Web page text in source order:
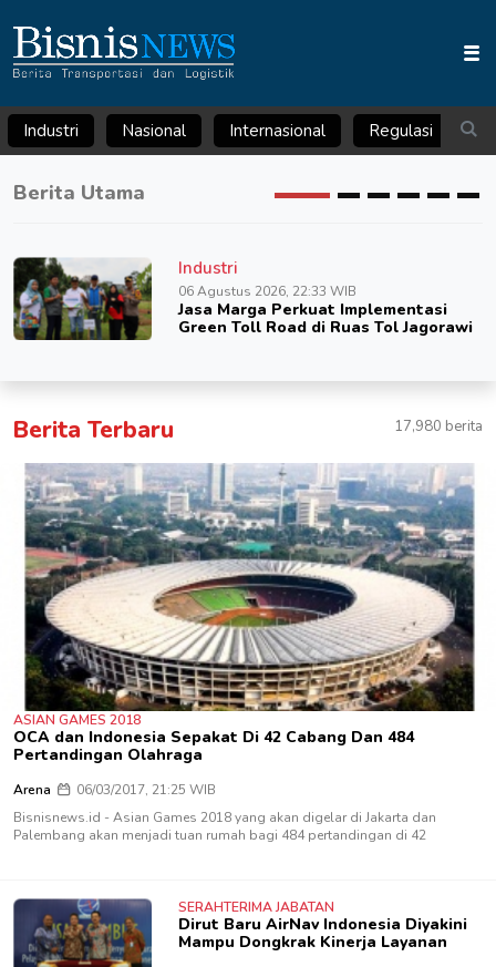
Industri Nasional Internasional Regulasi
Berita Utama
Industri
06 Agustus 2026, 22:33 WIB
Jasa Marga Perkuat Implementasi
Green Toll Road di Ruas Tol Jagorawi
17,980 berita
Berita Terbaru
ASIAN GAMES 2018
OCA dan Indonesia Sepakat Di 42 Cabang Dan 484
Pertandingan Olahraga
Arena
06/03/2017, 21:25 WIB
Bisnisnews.id - Asian Games 2018 yang akan digelar di Jakarta dan
Palembang akan menjadi tuan rumah bagi 484 pertandingan di 42
SERAHTERIMA JABATAN
Dirut Baru AirNav Indonesia Diyakini
Mampu Dongkrak Kinerja Layanan